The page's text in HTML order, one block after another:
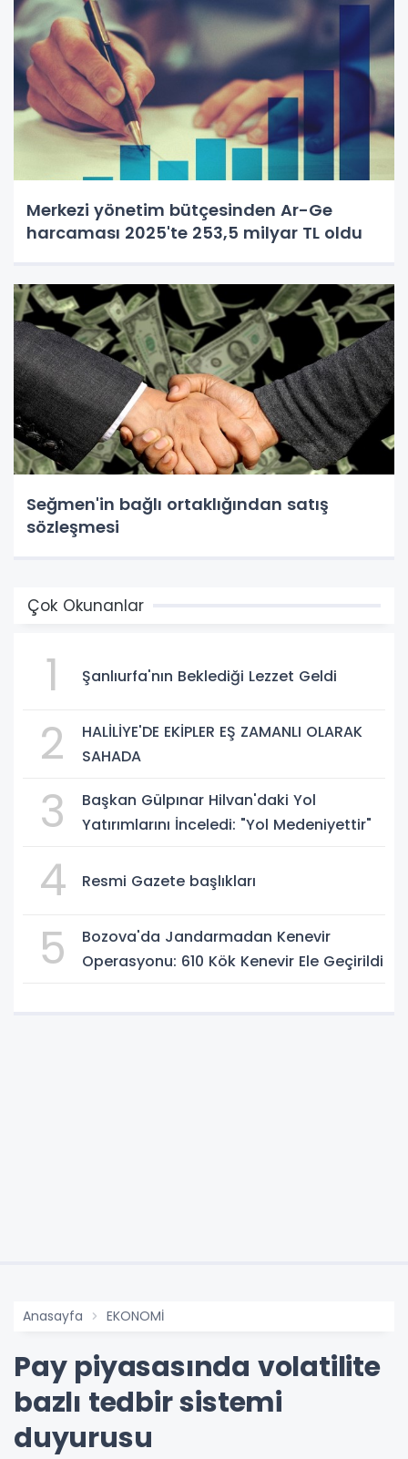
Merkezi yönetim bütçesinden Ar-Ge
harcaması 2025'te 253,5 milyar TL oldu
Seğmen'in bağlı ortaklığından satış
sözleşmesi
Çok Okunanlar
1 Şanlıurfa'nın Beklediği Lezzet Geldi
2
HALİLİYE'DE EKİPLER EŞ ZAMANLI OLARAK
SAHADA
3
Başkan Gülpınar Hilvan'daki Yol
Yatırımlarını İnceledi: "Yol Medeniyettir"
4 Resmi Gazete başlıkları
5
Bozova'da Jandarmadan Kenevir
Operasyonu: 610 Kök Kenevir Ele Geçirildi
Anasayfa EKONOMİ
Pay piyasasında volatilite
bazlı tedbir sistemi
duyurusu